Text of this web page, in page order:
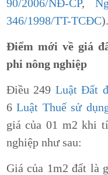
90/2006/NĐ-CP,
346/1998/TT-TCĐC).
Điểm mới về giá
phi nông nghiệp
Điều 249 Luật Đất
6 Luật Thuế sử
giá của 01 m2 khi
nghiệp như sau:
Giá của 1m2 đất là